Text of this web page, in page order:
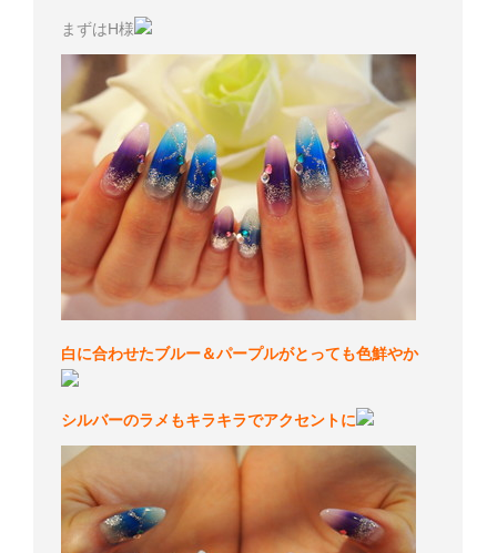
まずはH様
白に合わせたブルー＆パープルがとっても色鮮やか
シルバーのラメもキラキラでアクセントに